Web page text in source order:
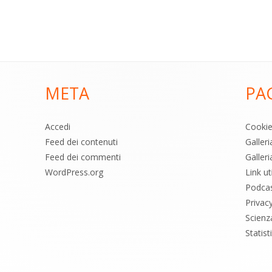
META
Accedi
Feed dei contenuti
Feed dei commenti
WordPress.org
Link